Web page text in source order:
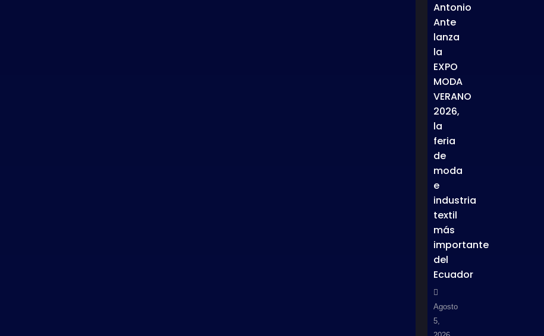
Antonio
Ante
lanza
la
EXPO
MODA
VERANO
2026,
la
feria
de
moda
e
industria
textil
más
importante
del
Ecuador
Agosto
5,